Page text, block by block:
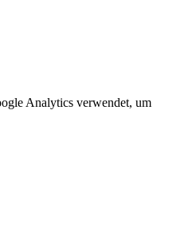
Analytics verwendet, um